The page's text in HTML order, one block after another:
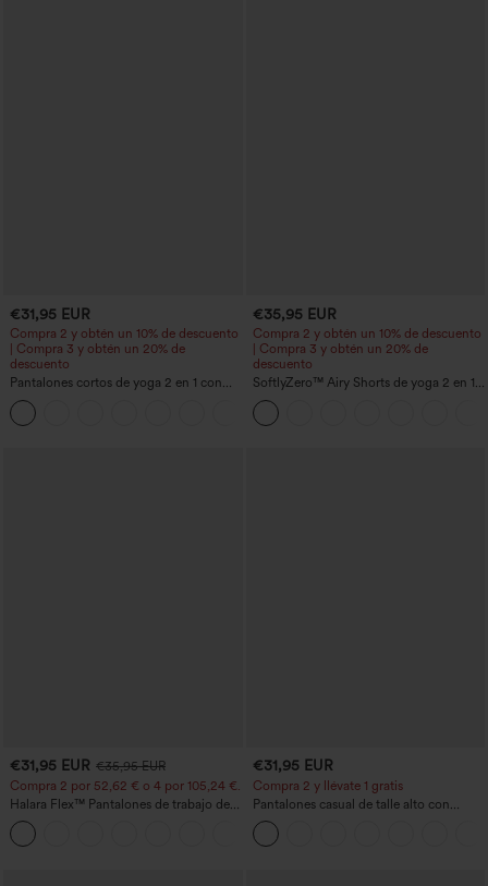
€31,95 EUR
Compra 2 y obtén un 10% de descuento
| Compra 3 y obtén un 20% de
descuento
Pantalones cortos de yoga 2 en 1 con
bolsillo trasero de talle muy alto y
bolsillo lateral oculto de 5&#39;&#39;
de longitud más larga
€35,95 EUR
Compra 2 y obtén un 10% de descuento
| Compra 3 y obtén un 20% de
descuento
SoftlyZero™ Airy Shorts de yoga 2 en 1
InstantCool de talle súper alto, 7" con
bolsillos
€31,95 EUR €35,95 EUR
Compra 2 por 52,62 € o 4 por 105,24 €.
Halara Flex™ Pantalones de trabajo de
talle alto, moldeadores del cuerpo, que
estilizan la cintura, con bolsillos, de
pierna ancha en micro‑waffle
€31,95 EUR
Compra 2 y llévate 1 gratis
Pantalones casual de talle alto con
cordón, pernera ancha, en mezcla de
lino y con bolsillos